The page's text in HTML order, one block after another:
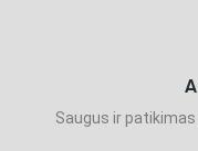
Saugus ir